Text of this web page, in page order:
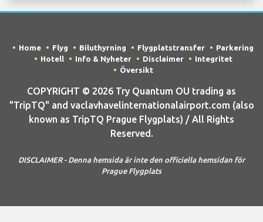
Home Flyg Biluthyrning Flygplatstransfer
Parkering
Hotell
Info & Nyheter Disclaimer
Integritet
Översikt
COPYRIGHT © 2026 Try Quantum OU trading as
"TripTQ" and vaclavhavelinternationalairport.com (also
known as TripTQ Prague Flygplats) / All Rights
Reserved.
DISCLAIMER - Denna hemsida är inte den officiella hemsidan för
Prague Flygplats